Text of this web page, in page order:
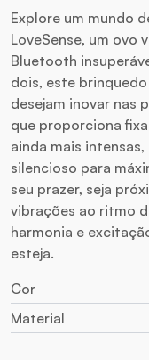
Explore um mundo
LoveSense, um
Bluetooth
dois, este
desejam inovar nas
que proporciona
ainda mais
silencioso para
seu prazer, seja
vibrações ao ritmo
harmonia e
esteja.
Cor
Material